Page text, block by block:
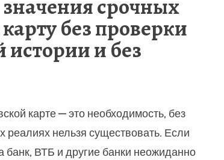
срочных
без проверки
истории и без
карте — это необходимость, без
реалиях нельзя существовать. Если
ВТБ и другие банки неожиданно